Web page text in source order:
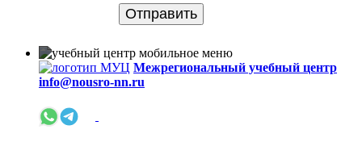
Межрегиональный учебный центр
info@nousro-nn.ru